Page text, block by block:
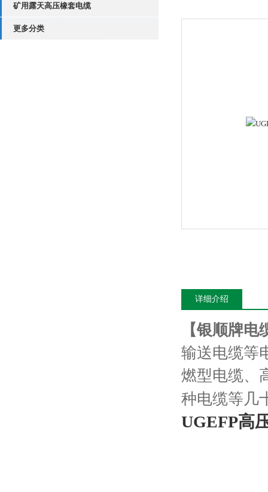
矿用露天高压橡套电缆
更多分类
详细介绍
【银顺牌电
输送电缆等
燃型电缆、
种电缆等几
UGEFP高